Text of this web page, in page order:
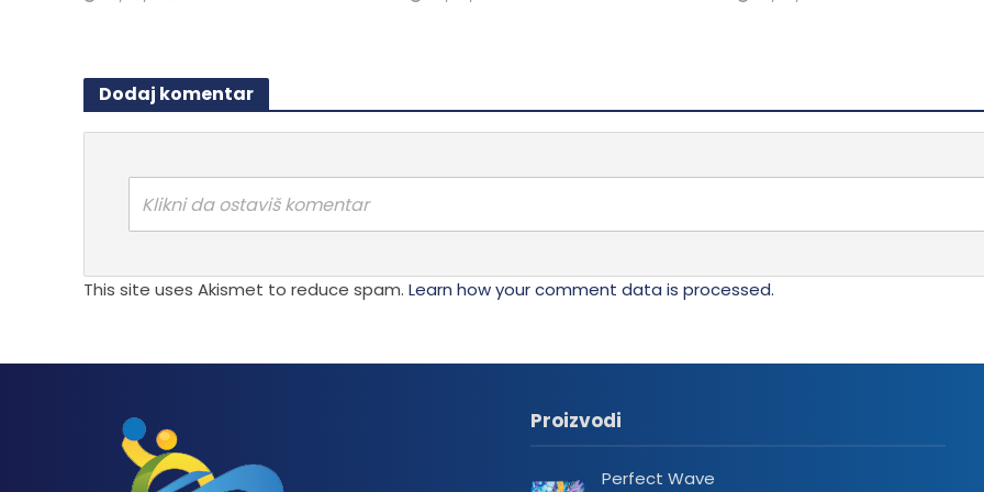
Dodaj komentar
Klikni da ostaviš komentar
This site uses Akismet to reduce spam. Learn how your comment data is processed.
Proizvodi
Perfect Wave